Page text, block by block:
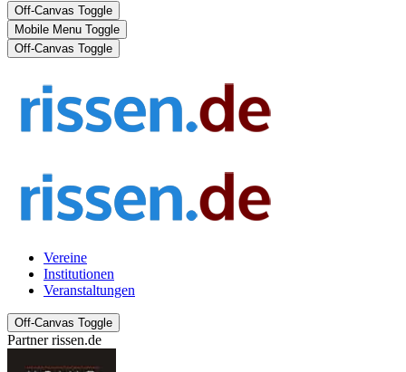
Off-Canvas Toggle
Mobile Menu Toggle
Off-Canvas Toggle
Vereine
Institutionen
Veranstaltungen
Off-Canvas Toggle
Partner rissen.de